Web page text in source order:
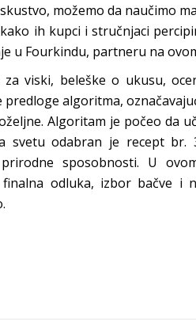
možemo da naučimo
ih kupci i stručnjaci
u Fourkindu, partneru na
viski, beleške o ukusu,
predloge algoritma,
Algoritam je počeo da
svetu odabran je recept br.
sposobnosti. U
odluka, izbor bačve i